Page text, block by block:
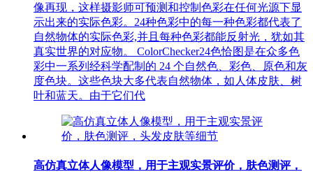
像再现，这样摄影师可预测和控制色彩在任何光源下显
示出来的实际色彩。24种色彩中的每一种色彩都代表了
自然物体的实际色彩,并且每种色彩都能反射光，犹如其
真实世界的对应物。 ColorChecker24色恰图是在众多色
彩中一系列经科学配制的 24 个自然色、彩色、原色和灰
度色块。这些色块大多代表自然物体，如人体皮肤、树
叶和蓝天。由于它们代
高仿真立体人像模型，用于主观实景评价，肤色测评，